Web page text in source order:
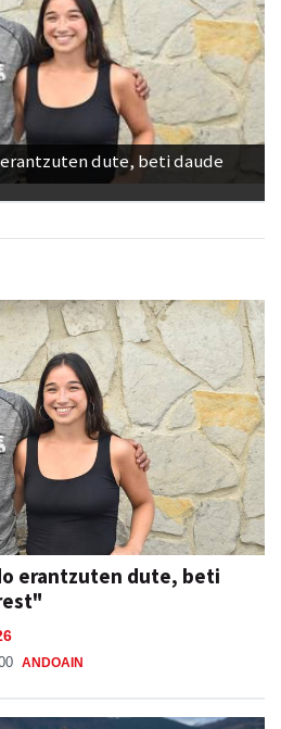
dute, beti daude
erantzuten dute, beti
ANDOAIN